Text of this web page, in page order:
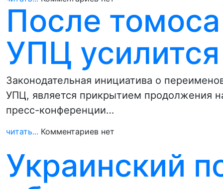
После
УПЦ усилится
Законодательная инициатива о
УПЦ, является прикрытием продолжения
пресс-конференции…
читать... Комментариев нет
Украинский